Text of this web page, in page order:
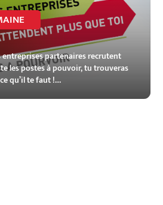
entreprises partenaires recrutent
les postes à pouvoir, tu trouveras
qu’il te faut !…